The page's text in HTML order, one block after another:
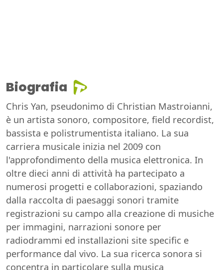
Biografia
Chris Yan, pseudonimo di Christian Mastroianni,
è un artista sonoro, compositore, field recordist,
bassista e polistrumentista italiano. La sua
carriera musicale inizia nel 2009 con
l'approfondimento della musica elettronica. In
oltre dieci anni di attività ha partecipato a
numerosi progetti e collaborazioni, spaziando
dalla raccolta di paesaggi sonori tramite
registrazioni su campo alla creazione di musiche
per immagini, narrazioni sonore per
radiodrammi ed installazioni site specific e
performance dal vivo. La sua ricerca sonora si
concentra in particolare sulla musica